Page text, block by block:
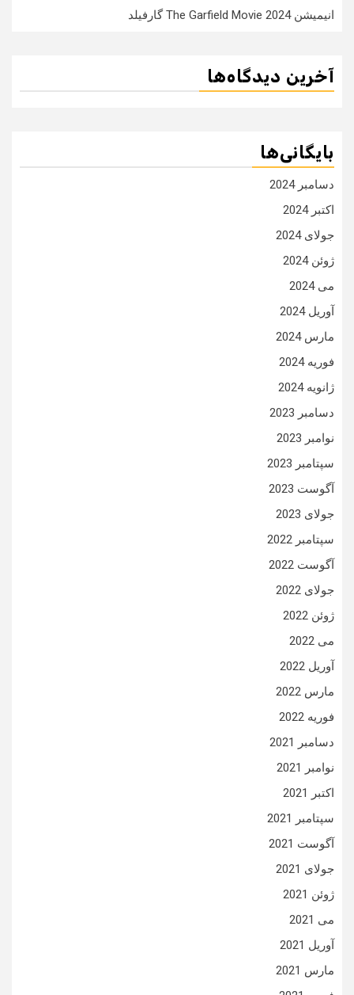
انیمیشن The Garfield Movie 2024 گارفیلد
آخرین دیدگاه‌ها
بایگانی‌ها
دسامبر 2024
اکتبر 2024
جولای 2024
ژوئن 2024
می 2024
آوریل 2024
مارس 2024
فوریه 2024
ژانویه 2024
دسامبر 2023
نوامبر 2023
سپتامبر 2023
آگوست 2023
جولای 2023
سپتامبر 2022
آگوست 2022
جولای 2022
ژوئن 2022
می 2022
آوریل 2022
مارس 2022
فوریه 2022
دسامبر 2021
نوامبر 2021
اکتبر 2021
سپتامبر 2021
آگوست 2021
جولای 2021
ژوئن 2021
می 2021
آوریل 2021
مارس 2021